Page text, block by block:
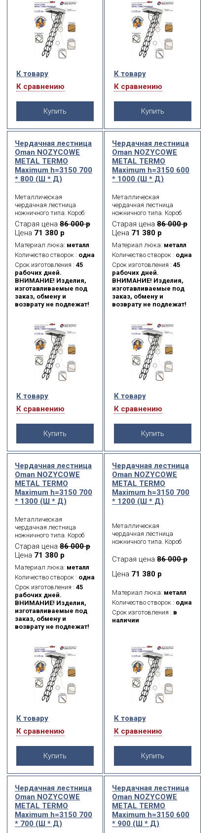
К товару
К сравнению
Купить
К товару
К сравнению
Купить
Чердачная лестница
Oman NOZYCOWE
METAL TERMО
Maximum h=3150 700
* 800 (Ш * Д)
Металлическая
чердачная лестница
ножничного типа. Короб
металлический.
Термоизоляционная
крышка типа «сэндвич»,
толщиной 26 мм, утеплена
пенопластом, облицована
с двух сторон ДСП белого
цвета.
Старая цена 86 000 р
Цена 71 380 р
Материал люка: металл
Количество створок : одна
Срок изготовления : 45
рабочих дней.
ВНИМАНИЕ! Изделия,
изготавливаемые под
заказ, обмену и
возврату не подлежат!
К товару
К сравнению
Купить
Чердачная лестница
Oman NOZYCOWE
METAL TERMО
Maximum h=3150 600
* 1000 (Ш * Д)
Металлическая
чердачная лестница
ножничного типа. Короб
металлический.
Термоизоляционная
крышка типа «сэндвич»,
толщиной 26 мм, утеплена
пенопластом, облицована
с двух сторон ДСП белого
цвета.
Старая цена86 000 р
Цена 71 380 р
Материал люка: металл
Количество створок : одна
Срок изготовления :45
рабочих дней.
ВНИМАНИЕ! Изделия,
изготавливаемые под
заказ, обмену и
возврату не подлежат!
К товару
К сравнению
Купить
Чердачная лестница
Oman NOZYCOWE
METAL TERMО
Maximum h=3150 700
* 1300 (Ш * Д)
Металлическая
чердачная лестница
ножничного типа. Короб
металлический.
Термоизоляционная
крышка типа «сэндвич»,
толщиной 26 мм, утеплена
пенопластом, облицована
с двух сторон ДСП белого
цвета.
Старая цена 86 000 р
Цена 71 380 р
Материал люка: металл
Количество створок : одна
Срок изготовления : 45
рабочих дней.
ВНИМАНИЕ! Изделия,
изготавливаемые под
заказ, обмену и
возврату не подлежат!
К товару
К сравнению
Купить
Чердачная лестница
Oman NOZYCOWE
METAL TERMО
Maximum h=3150 700
* 1200 (Ш * Д)
Металлическая
чердачная лестница
ножничного типа. Короб
Термоизоляционная
крышка типа «сэндвич»,
толщиной 26 мм, утеплена
с двух сторон ДСП белого
цвета.
Старая цена86 000 р
Цена 71 380 р
Материал люка: металл
Количество створок : одна
Срок изготовления : в
наличии
К товару
К сравнению
Купить
Чердачная лестница
Oman NOZYCOWE
METAL TERMО
Maximum h=3150 700
* 700 (Ш * Д)
Чердачная лестница
Oman NOZYCOWE
METAL TERMО
Maximum h=3150 600
* 900 (Ш * Д)